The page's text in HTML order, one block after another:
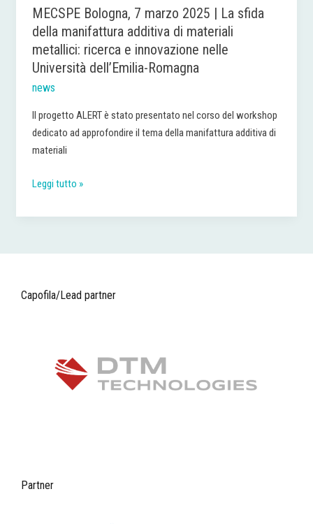
MECSPE Bologna, 7 marzo 2025 | La sfida
della manifattura additiva di materiali
metallici: ricerca e innovazione nelle
Università dell’Emilia-Romagna
news
Il progetto ALERT è stato presentato nel corso del workshop
dedicato ad approfondire il tema della manifattura additiva di
materiali
metallici:
ricerca
e
innovazione
nelle
dell’Emilia-
Romagna
Leggi tutto »
Capofila/Lead partner
Partner